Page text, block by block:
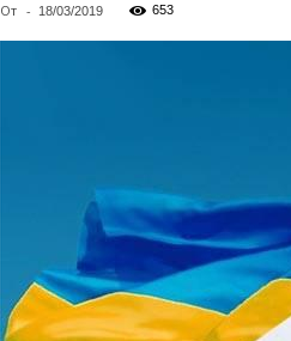
От - 18/03/2019 653